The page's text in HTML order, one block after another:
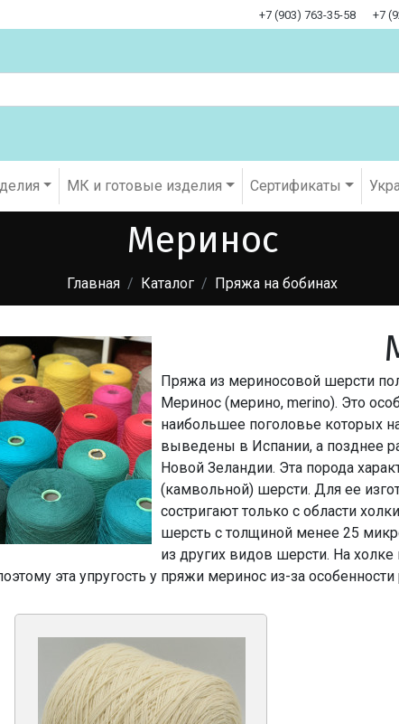
+7 (903) 763-35-58 +7
МК и готовые изделия Cертификаты
Меринос
Главная Каталог Пряжа на бобинах
Пряжа из мериносовой шерсти
Меринос (мерино, merino). Это
наибольшее поголовье которых
выведены в Испании, а позднее
Новой Зеландии. Эта порода
(камвольной) шерсти. Для ее
состригают только с области
шерсть с толщиной менее 25
из других видов шерсти. На
эта упругость у пряжи меринос из-за